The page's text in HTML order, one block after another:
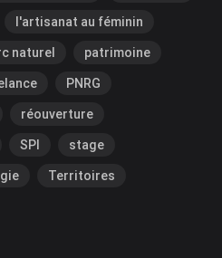
l'artisanat au féminin
naturel patrimoine
PNRG
réouverture
SPI stage
Territoires